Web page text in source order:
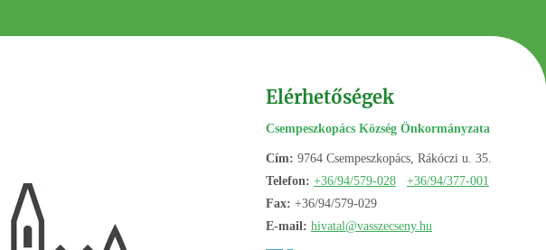
Elérhetőségek
Csempeszkopács Község Önkormányzata
Cím: 9764 Csempeszkopács, Rákóczi u. 35.
Telefon: +36/94/579-028
+36/94/377-001
Fax: +36/94/579-029
E-mail: hivatal@vasszecseny.hu